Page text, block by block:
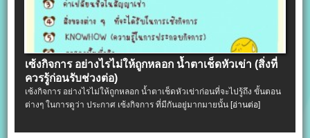
เซ้งกิจการ อย่างไรไม่ให้ถูกหลอก น้ำตาเช็ดหัวเข่า (สิ่งที่
ควรรู้ก่อนรับช่วงต่อ)
เซ้งกิจการ อย่างไรไม่ให้ถูกหลอก น้ำตาเช็ดหัวเข่าก่อนที่จะไปรู้ถึง ขั้นตอน
ต่างๆ ในการดูว่า ประกาศ เซ้งกิจการ ที่มีกันอยู่มากมายนั้น[อ่านต่อ]